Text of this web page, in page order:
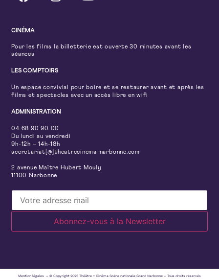
CINÉMA
Pour les films la billetterie est ouverte 30 minutes avant les
séances
LES COMPTOIRS
Un espace convivial pour boire et se restaurer avant et après les
films et spectacles avec un accès libre en wifi
ADMINISTRATION
04 68 90 90 00
Du lundi au vendredi
9h-12h – 14h-18h
secretariat[@]theatrecinema-narbonne.com
2 avenue Maître Hubert Mouly
11100 Narbonne
Mention légales – © Copyright 2025 Théâtre + Cinéma Scène nationale Grand Narbonne – Tous droits réservés